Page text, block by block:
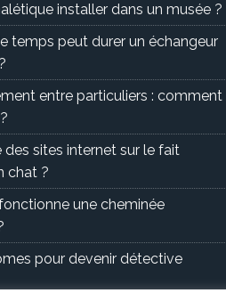
installer dans un musée ?
temps peut durer un échangeur
entre particuliers : comment
des sites internet sur le fait
chat ?
une cheminée
pour devenir détective